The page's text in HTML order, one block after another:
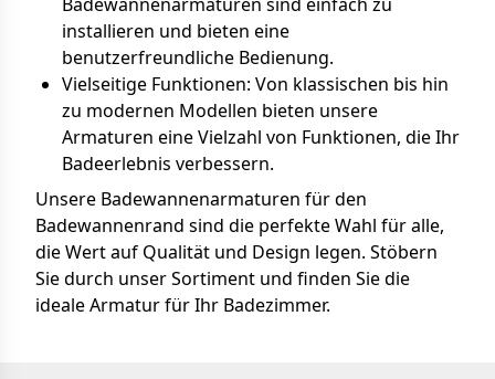
installieren und bieten eine
benutzerfreundliche Bedienung.
Vielseitige Funktionen: Von klassischen bis hin
zu modernen Modellen bieten unsere
Armaturen eine Vielzahl von Funktionen, die Ihr
Badeerlebnis verbessern.
Unsere Badewannenarmaturen für den
Badewannenrand sind die perfekte Wahl für alle,
die Wert auf Qualität und Design legen. Stöbern
Sie durch unser Sortiment und finden Sie die
ideale Armatur für Ihr Badezimmer.